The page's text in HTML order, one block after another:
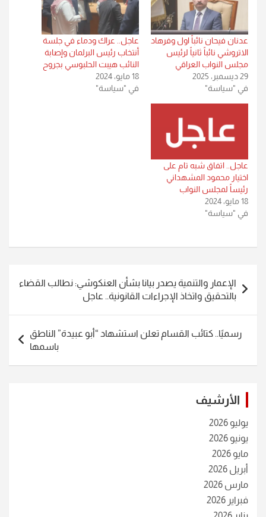
عدنان فيحان نائباً اول وفرهاد
الاتروشي نائباً ثانياً لرئيس
مجلس النواب العراقي
29 ديسمبر، 2025
في "سياسة"
عاجل.. عراك ودماء في جلسة
أنتخاب رئيس البرلمان وإصابة
النائب هيبت الحلبوسي بجروح
18 مايو، 2024
في "سياسة"
عاجل.. اتفاق شبه تام على
اختيار محمود المشهداني
رئيساً لمجلس النواب
18 مايو، 2024
في "سياسة"
المقالات
الإعمار والتنمية يصدر بيانا بشأن العنكوشي: نطالب القضاء
بالتحقيق واتخاذ الإجراءات القانونية.. عاجل
رسميًا.. كتائب القسام تعلن استشهاد “أبو عبيدة” الناطق
باسمها
الأرشيف
يوليو 2026
يونيو 2026
مايو 2026
أبريل 2026
مارس 2026
فبراير 2026